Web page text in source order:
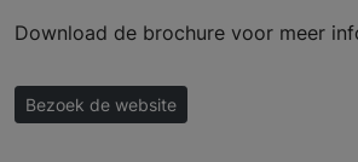
Download de brochure voor meer
Bezoek de website